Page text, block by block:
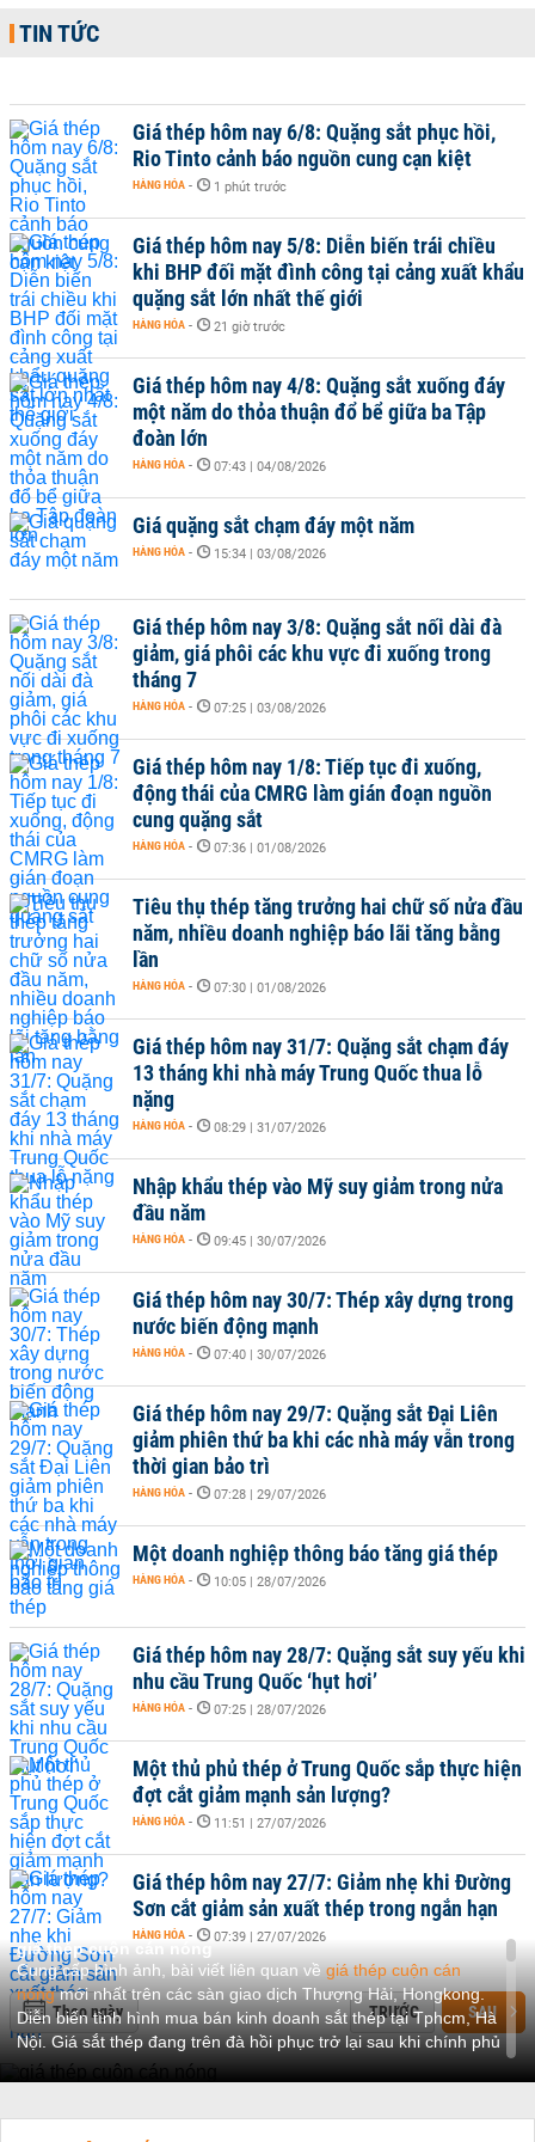
TIN TỨC
Giá thép hôm nay 6/8: Quặng sắt phục hồi,
Rio Tinto cảnh báo nguồn cung cạn kiệt
HÀNG HÓA - 1 phút trước
Giá thép hôm nay 5/8: Diễn biến trái chiều
khi BHP đối mặt đình công tại cảng xuất khẩu
quặng sắt lớn nhất thế giới
HÀNG HÓA - 21 giờ trước
Giá thép hôm nay 4/8: Quặng sắt xuống đáy
một năm do thỏa thuận đổ bể giữa ba Tập
đoàn lớn
HÀNG HÓA - 07:43 | 04/08/2026
Giá quặng sắt chạm đáy một năm
HÀNG HÓA - 15:34 | 03/08/2026
Giá thép hôm nay 3/8: Quặng sắt nối dài đà
giảm, giá phôi các khu vực đi xuống trong
tháng 7
HÀNG HÓA - 07:25 | 03/08/2026
Giá thép hôm nay 1/8: Tiếp tục đi xuống,
động thái của CMRG làm gián đoạn nguồn
cung quặng sắt
HÀNG HÓA - 07:36 | 01/08/2026
Tiêu thụ thép tăng trưởng hai chữ số nửa đầu
năm, nhiều doanh nghiệp báo lãi tăng bằng
lần
HÀNG HÓA - 07:30 | 01/08/2026
Giá thép hôm nay 31/7: Quặng sắt chạm đáy
13 tháng khi nhà máy Trung Quốc thua lỗ
nặng
HÀNG HÓA - 08:29 | 31/07/2026
Nhập khẩu thép vào Mỹ suy giảm trong nửa
đầu năm
HÀNG HÓA - 09:45 | 30/07/2026
Giá thép hôm nay 30/7: Thép xây dựng trong
nước biến động mạnh
HÀNG HÓA - 07:40 | 30/07/2026
Giá thép hôm nay 29/7: Quặng sắt Đại Liên
giảm phiên thứ ba khi các nhà máy vẫn trong
thời gian bảo trì
HÀNG HÓA - 07:28 | 29/07/2026
Một doanh nghiệp thông báo tăng giá thép
HÀNG HÓA - 10:05 | 28/07/2026
Giá thép hôm nay 28/7: Quặng sắt suy yếu khi
nhu cầu Trung Quốc ‘hụt hơi’
HÀNG HÓA - 07:25 | 28/07/2026
Một thủ phủ thép ở Trung Quốc sắp thực hiện
đợt cắt giảm mạnh sản lượng?
HÀNG HÓA - 11:51 | 27/07/2026
Giá thép hôm nay 27/7: Giảm nhẹ khi Đường
Sơn cắt giảm sản xuất thép trong ngắn hạn
HÀNG HÓA - 07:39 | 27/07/2026
Theo ngày TRƯỚC SAU
giá thép cuộn cán nóng
Cung cấp hình ảnh, bài viết liên quan về giá thép cuộn cán
nóngmới nhất trên các sàn giao dịch Thượng Hải, Hongkong.
Diễn biến tình hình mua bán kinh doanh sắt thép tại Tphcm, Hà
Nội. Giá sắt thép đang trên đà hồi phục trở lại sau khi chính phủ
Trung Quốc đang kích hoạt thị trường sau thời gian dài dừng hoạt